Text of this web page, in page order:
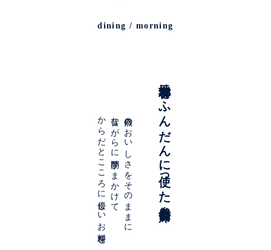
dining / morning
地元食材をふんだんに使った自然食会席
自然のおいしさをそのままに
昔ながらに手間ひまかけて
からだとこころに優しいお料理を